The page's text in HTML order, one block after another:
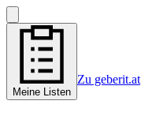
Meine Listen
Zu geberit.at